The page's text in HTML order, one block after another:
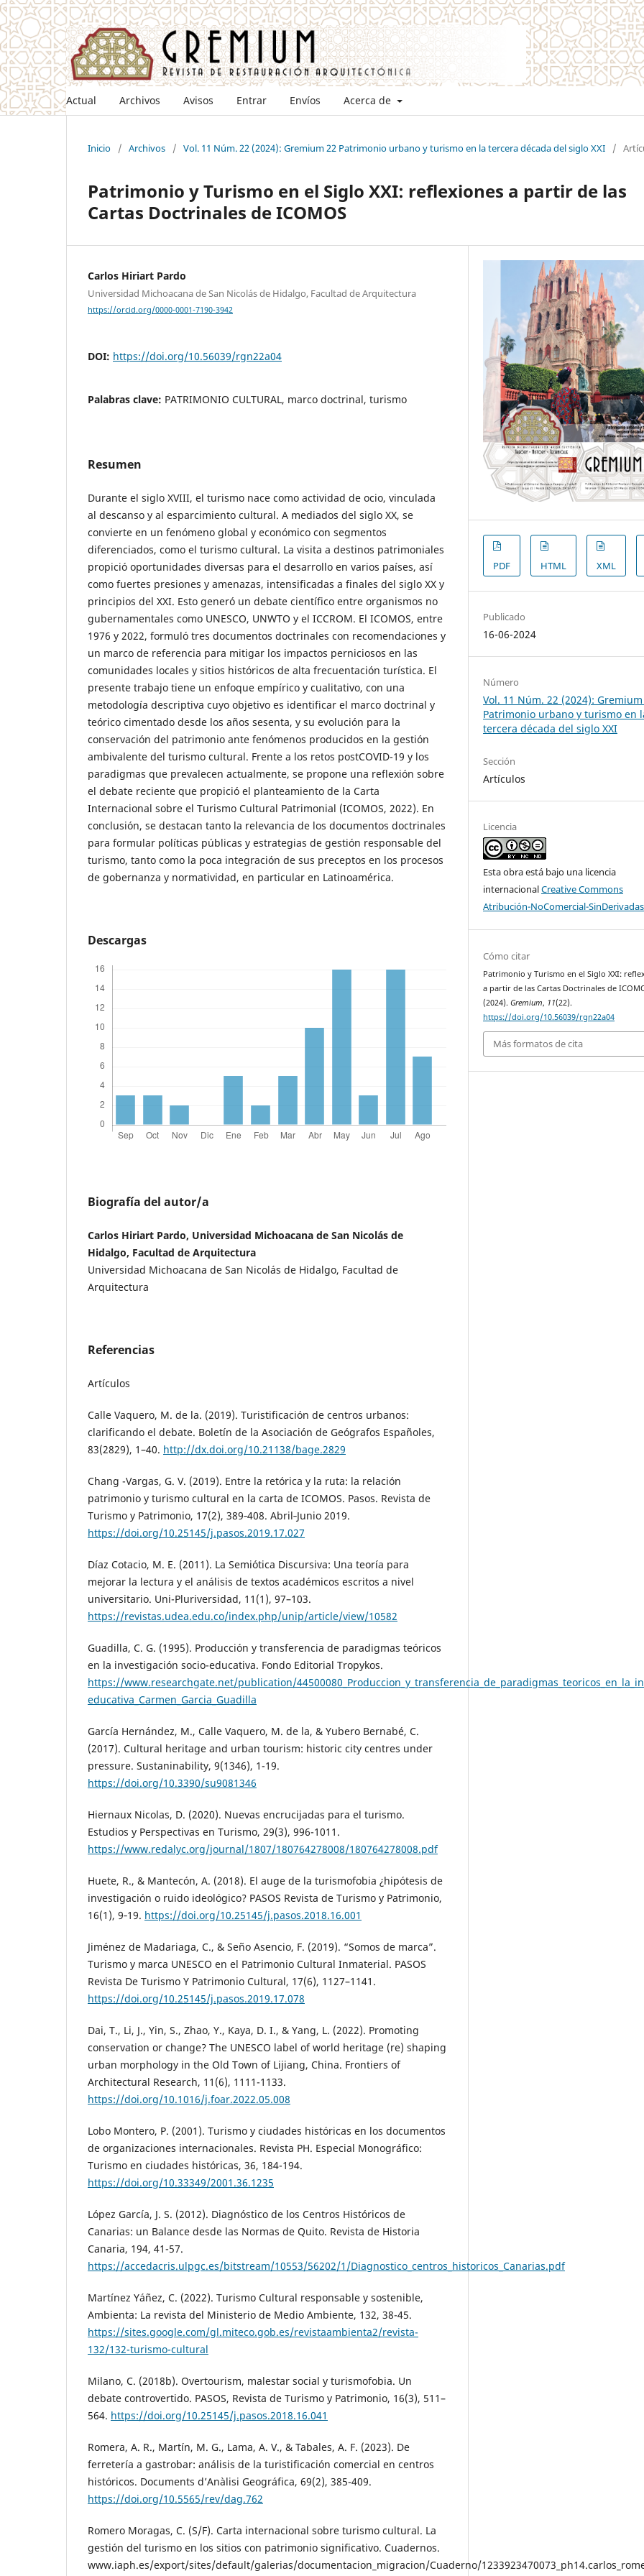
Actual Archivos Avisos Entrar Envíos Acerca de
Inicio / Archivos / Vol. 11 Núm. 22 (2024): Gremium 22 Patrimonio urbano y turismo en la tercera década del siglo XXI /
Patrimonio y Turismo en el Siglo XXI: reflexiones a partir de las
Cartas Doctrinales de ICOMOS
Carlos Hiriart Pardo
Universidad Michoacana de San Nicolás de Hidalgo, Facultad de Arquitectura
https://orcid.org/0000-0001-7190-3942
DOI: https://doi.org/10.56039/rgn22a04
Palabras clave: PATRIMONIO CULTURAL, marco doctrinal, turismo
Resumen
Durante el siglo XVIII, el turismo nace como actividad de ocio, vinculada
al descanso y al esparcimiento cultural. A mediados del siglo XX, se
convierte en un fenómeno global y económico con segmentos
diferenciados, como el turismo cultural. La visita a destinos patrimoniales
propició oportunidades diversas para el desarrollo en varios países, así
como fuertes presiones y amenazas, intensificadas a finales del siglo XX y
principios del XXI. Esto generó un debate científico entre organismos no
gubernamentales como UNESCO, UNWTO y el ICCROM. El ICOMOS, entre
1976 y 2022, formuló tres documentos doctrinales con recomendaciones y
un marco de referencia para mitigar los impactos perniciosos en las
comunidades locales y sitios históricos de alta frecuentación turística. El
presente trabajo tiene un enfoque empírico y cualitativo, con una
metodología descriptiva cuyo objetivo es identificar el marco doctrinal y
teórico cimentado desde los años sesenta, y su evolución para la
conservación del patrimonio ante fenómenos producidos en la gestión
ambivalente del turismo cultural. Frente a los retos postCOVID-19 y los
paradigmas que prevalecen actualmente, se propone una reflexión sobre
el debate reciente que propició el planteamiento de la Carta
Internacional sobre el Turismo Cultural Patrimonial (ICOMOS, 2022). En
conclusión, se destacan tanto la relevancia de los documentos doctrinales
para formular políticas públicas y estrategias de gestión responsable del
turismo, tanto como la poca integración de sus preceptos en los procesos
de gobernanza y normatividad, en particular en Latinoamérica.
Descargas
Biografía del autor/a
Carlos Hiriart Pardo, Universidad Michoacana de San Nicolás de
Hidalgo, Facultad de Arquitectura
Universidad Michoacana de San Nicolás de Hidalgo, Facultad de
Arquitectura
Referencias
Artículos
Calle Vaquero, M. de la. (2019). Turistificación de centros urbanos:
clarificando el debate. Boletín de la Asociación de Geógrafos Españoles,
83(2829), 1–40. http://dx.doi.org/10.21138/bage.2829
Chang -Vargas, G. V. (2019). Entre la retórica y la ruta: la relación
patrimonio y turismo cultural en la carta de ICOMOS. Pasos. Revista de
Turismo y Patrimonio, 17(2), 389‑408. Abril‑Junio 2019.
https://doi.org/10.25145/j.pasos.2019.17.027
Díaz Cotacio, M. E. (2011). La Semiótica Discursiva: Una teoría para
mejorar la lectura y el análisis de textos académicos escritos a nivel
universitario. Uni-Pluriversidad, 11(1), 97–103.
https://revistas.udea.edu.co/index.php/unip/article/view/10582
Guadilla, C. G. (1995). Producción y transferencia de paradigmas teóricos
en la investigación socio-educativa. Fondo Editorial Tropykos.
https://www.researchgate.net/publication/
educativa_Carmen_Garcia_Guadilla
García Hernández, M., Calle Vaquero, M. de la, & Yubero Bernabé, C.
(2017). Cultural heritage and urban tourism: historic city centres under
pressure. Sustaninability, 9(1346), 1-19.
https://doi.org/10.3390/su9081346
Hiernaux Nicolas, D. (2020). Nuevas encrucijadas para el turismo.
Estudios y Perspectivas en Turismo, 29(3), 996-1011.
https://www.redalyc.org/journal/1807/180764278008/180764278008.pdf
Huete, R., & Mantecón, A. (2018). El auge de la turismofobia ¿hipótesis de
investigación o ruido ideológico? PASOS Revista de Turismo y Patrimonio,
16(1), 9‑19. https://doi.org/10.25145/j.pasos.2018.16.001
Jiménez de Madariaga, C., & Seño Asencio, F. (2019). “Somos de marca”.
Turismo y marca UNESCO en el Patrimonio Cultural Inmaterial. PASOS
Revista De Turismo Y Patrimonio Cultural, 17(6), 1127–1141.
https://doi.org/10.25145/j.pasos.2019.17.078
Dai, T., Li, J., Yin, S., Zhao, Y., Kaya, D. I., & Yang, L. (2022). Promoting
conservation or change? The UNESCO label of world heritage (re) shaping
urban morphology in the Old Town of Lijiang, China. Frontiers of
Architectural Research, 11(6), 1111-1133.
https://doi.org/10.1016/j.foar.2022.05.008
Lobo Montero, P. (2001). Turismo y ciudades históricas en los documentos
de organizaciones internacionales. Revista PH. Especial Monográfico:
Turismo en ciudades históricas, 36, 184-194.
https://doi.org/10.33349/2001.36.1235
López García, J. S. (2012). Diagnóstico de los Centros Históricos de
Canarias: un Balance desde las Normas de Quito. Revista de Historia
Canaria, 194, 41-57.
https://accedacris.ulpgc.es/bitstream/10553/56202/1/Diagnostico_centros_historicos_Canarias.pdf
Martínez Yáñez, C. (2022). Turismo Cultural responsable y sostenible,
Ambienta: La revista del Ministerio de Medio Ambiente, 132, 38-45.
https://sites.google.com/gl.miteco.gob.es/revistaambienta2/revista-
132/132-turismo-cultural
Milano, C. (2018b). Overtourism, malestar social y turismofobia. Un
debate controvertido. PASOS, Revista de Turismo y Patrimonio, 16(3), 511–
564. https://doi.org/10.25145/j.pasos.2018.16.041
Romera, A. R., Martín, M. G., Lama, A. V., & Tabales, A. F. (2023). De
ferretería a gastrobar: análisis de la turistificación comercial en centros
históricos. Documents d’Anàlisi Geográfica, 69(2), 385-409.
https://doi.org/10.5565/rev/dag.762
Romero Moragas, C. (S/F). Carta internacional sobre turismo cultural. La
gestión del turismo en los sitios con patrimonio significativo. Cuadernos.
www.iaph.es/export/sites/default/galerias/documentacion_migracion/Cuaderno/
PDF HTML XML
Publicado
16-06-2024
Número
Vol. 11 Núm. 22 (2024): Gremium
Patrimonio urbano y turismo en
tercera década del siglo XXI
Sección
Artículos
Licencia
Esta obra está bajo una licencia
internacionalCreative Commons
Atribución-NoComercial-
Cómo citar
Patrimonio y Turismo en el Siglo XXI:
a partir de las Cartas Doctrinales de
(2024).Gremium, 11(22).
https://doi.org/10.56039/rgn22a04
Más formatos de cita